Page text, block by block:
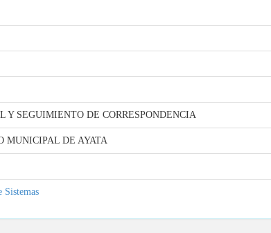
Y SEGUIMIENTO DE CORRESPONDENCIA
MUNICIPAL DE AYATA
Sistemas